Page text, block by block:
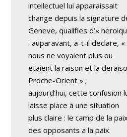
intellectuel lui apparaissait
change depuis la signature
Geneve, qualifies d’«
: auparavant, a-t-il declare,
nous ne voyaient plus ou
etaient la raison et la
Proche-Orient » ;
aujourd’hui, cette confusion
laisse place a une situation
plus claire : le camp de la
des opposants a la paix.